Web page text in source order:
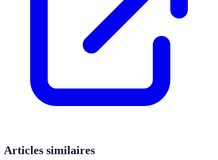
Articles similaires